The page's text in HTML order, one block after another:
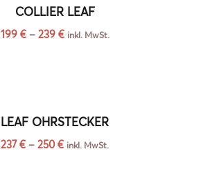
COLLIER LEAF
199 €– 239 € inkl. MwSt.
LEAF OHRSTECKER
237€ – 250€ inkl. MwSt.